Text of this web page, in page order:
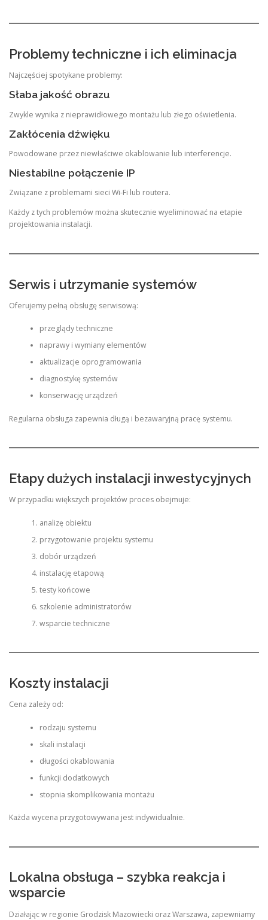
Problemy techniczne i ich eliminacja
Najczęściej spotykane problemy:
Słaba jakość obrazu
Zwykle wynika z nieprawidłowego montażu lub złego oświetlenia.
Zakłócenia dźwięku
Powodowane przez niewłaściwe okablowanie lub interferencje.
Niestabilne połączenie IP
Związane z problemami sieci Wi-Fi lub routera.
Każdy z tych problemów można skutecznie wyeliminować na etapie
projektowania instalacji.
Serwis i utrzymanie systemów
Oferujemy pełną obsługę serwisową:
przeglądy techniczne
naprawy i wymiany elementów
aktualizacje oprogramowania
diagnostykę systemów
konserwację urządzeń
Regularna obsługa zapewnia długą i bezawaryjną pracę systemu.
Etapy dużych instalacji inwestycyjnych
W przypadku większych projektów proces obejmuje:
analizę obiektu
przygotowanie projektu systemu
dobór urządzeń
instalację etapową
testy końcowe
szkolenie administratorów
wsparcie techniczne
Koszty instalacji
Cena zależy od:
rodzaju systemu
skali instalacji
długości okablowania
funkcji dodatkowych
stopnia skomplikowania montażu
Każda wycena przygotowywana jest indywidualnie.
Lokalna obsługa – szybka reakcja i
wsparcie
Działając w regionie Grodzisk Mazowiecki oraz Warszawa, zapewniamy